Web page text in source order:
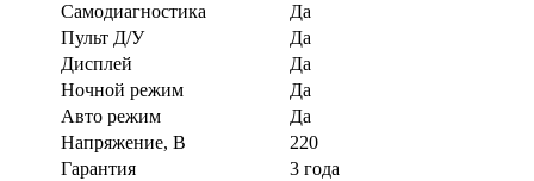
Самодиагностика
Да
Пульт Д/У
Да
Дисплей
Да
Ночной режим
Да
Авто режим
Да
Напряжение, В
220
Гарантия
3 года